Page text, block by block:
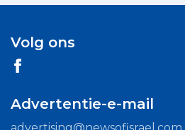
Volg ons
Advertentie-e-mail